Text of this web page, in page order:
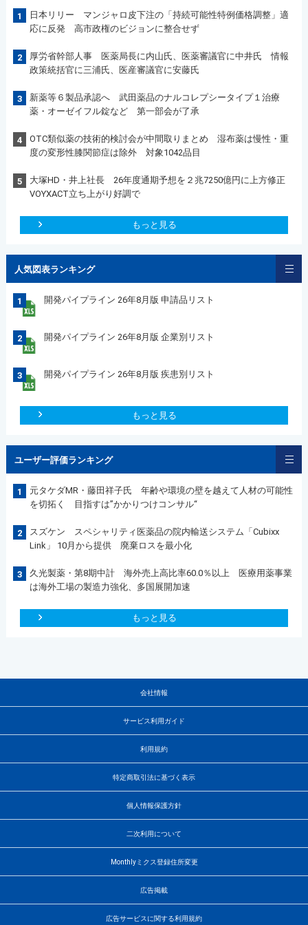
1
日本リリー マンジャロ皮下注の「持続可能性特例価格調整」適
応に反発 高市政権のビジョンに整合せず
2
厚労省幹部人事 医薬局長に内山氏、医薬審議官に中井氏 情報
政策統括官に三浦氏、医産審議官に安藤氏
3
新薬等６製品承認へ 武田薬品のナルコレプシータイプ１治療
薬・オーゼイフル錠など 第一部会が了承
4
OTC類似薬の技術的検討会が中間取りまとめ 湿布薬は慢性・重
度の変形性膝関節症は除外 対象1042品目
5
大塚HD・井上社長 26年度通期予想を２兆7250億円に上方修正
VOYXACT立ち上がり好調で
もっと見る
人気図表ランキング
1 開発パイプライン 26年8月版 申請品リスト
2 開発パイプライン 26年8月版 企業別リスト
3 開発パイプライン 26年8月版 疾患別リスト
もっと見る
ユーザー評価ランキング
1
元タケダMR・藤田祥子氏 年齢や環境の壁を越えて人材の可能性
を切拓く 目指すは”かかりつけコンサル“
2
スズケン スペシャリティ医薬品の院内輸送システム「Cubixx
Link」 10月から提供 廃棄ロスを最小化
3
久光製薬・第8期中計 海外売上高比率60.0％以上 医療用薬事業
は海外工場の製造力強化、多国展開加速
もっと見る
会社情報
サービス利用ガイド
利用規約
特定商取引法に基づく表示
個人情報保護方針
二次利用について
Monthlyミクス登録住所変更
広告掲載
広告サービスに関する利用規約